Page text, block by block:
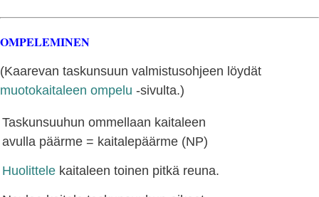
OMPELEMINEN
(Kaarevan taskunsuun valmistusohjeen löydät
muotokaitaleen ompelu -sivulta.)
Taskunsuuhun ommellaan kaitaleen
avulla päärme = kaitalepäärme (NP)
Huolittele kaitaleen toinen pitkä reuna.